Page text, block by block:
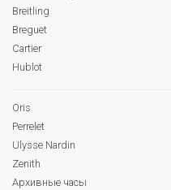
Breitling
Breguet
Cartier
Hublot
Oris
Perrelet
Ulysse Nardin
Zenith
Архивные часы